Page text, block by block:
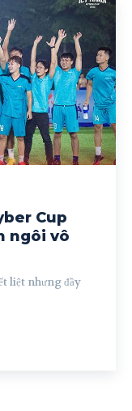
Cup
ngôi vô
liệt nhưng đầy